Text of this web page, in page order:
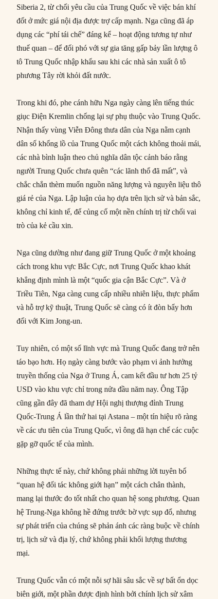
Siberia 2, từ chối yêu cầu của Trung Quốc về việc bán khí
đốt ở mức giá nội địa được trợ cấp mạnh. Nga cũng đã áp
dụng các “phí tái chế” đáng kể – hoạt động tương tự như
thuế quan – để đối phó với sự gia tăng gấp bảy lần lượng ô
tô Trung Quốc nhập khẩu sau khi các nhà sản xuất ô tô
phương Tây rời khỏi đất nước.
Trong khi đó, phe cánh hữu Nga ngày càng lên tiếng thúc
giục Điện Kremlin chống lại sự phụ thuộc vào Trung Quốc.
Nhận thấy vùng Viễn Đông thưa dân của Nga nằm cạnh
dân số khổng lồ của Trung Quốc một cách không thoải mái,
các nhà bình luận theo chủ nghĩa dân tộc cảnh báo rằng
người Trung Quốc chưa quên “các lãnh thổ đã mất”, và
chắc chắn thèm muốn nguồn năng lượng và nguyên liệu thô
giá rẻ của Nga. Lập luận của họ dựa trên lịch sử và bản sắc,
không chỉ kinh tế, để củng cố một nền chính trị từ chối vai
trò của kẻ cầu xin.
Nga cũng dường như đang giữ Trung Quốc ở một khoảng
cách trong khu vực Bắc Cực, nơi Trung Quốc khao khát
khẳng định mình là một “quốc gia cận Bắc Cực”. Và ở
Triều Tiên, Nga càng cung cấp nhiều nhiên liệu, thực phẩm
và hỗ trợ kỹ thuật, Trung Quốc sẽ càng có ít đòn bẩy hơn
đối với Kim Jong-un.
Tuy nhiên, có một số lĩnh vực mà Trung Quốc đang trở nên
táo bạo hơn. Họ ngày càng bước vào phạm vi ảnh hưởng
truyền thống của Nga ở Trung Á, cam kết đầu tư hơn 25 tỷ
USD vào khu vực chỉ trong nửa đầu năm nay. Ông Tập
cũng gần đây đã tham dự Hội nghị thượng đỉnh Trung
Quốc-Trung Á lần thứ hai tại Astana – một tín hiệu rõ ràng
về các ưu tiên của Trung Quốc, vì ông đã hạn chế các cuộc
gặp gỡ quốc tế của mình.
Những thực tế này, chứ không phải những lời tuyên bố
“quan hệ đối tác không giới hạn” một cách chân thành,
mang lại thước đo tốt nhất cho quan hệ song phương. Quan
hệ Trung-Nga không hề đứng trước bờ vực sụp đổ, nhưng
sự phát triển của chúng sẽ phản ánh các ràng buộc về chính
trị, lịch sử và địa lý, chứ không phải khối lượng thương
mại.
Trung Quốc vẫn có một nỗi sợ hãi sâu sắc về sự bất ổn dọc
biên giới, một phần được định hình bởi chính lịch sử xâm